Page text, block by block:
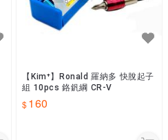
【Kim⁺】Ronald 羅納多 快脫起子
組 10pcs 鉻釩綱 CR-V
160